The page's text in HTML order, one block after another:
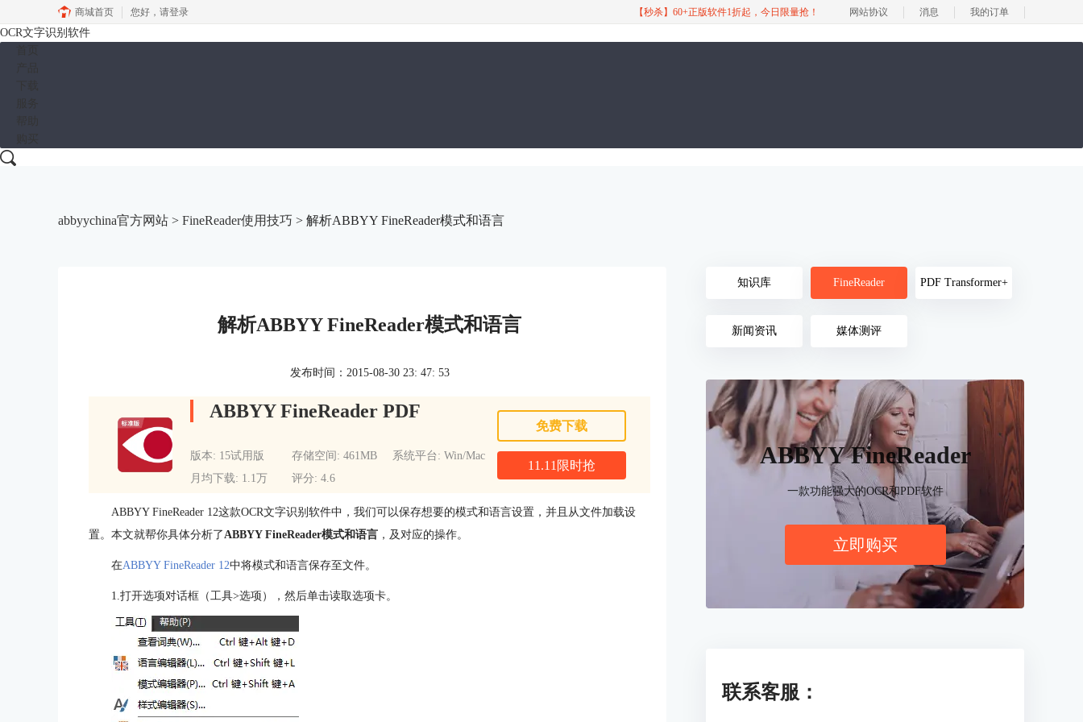
商城首页 您好， 请登录 【秒杀】60+正版软件1折起，今日限量抢！ 网站协议 消息 我的订单
OCR文字识别软件
abbyychina官方网站 > FineReader使用技巧 > 解析ABBYY FineReader模式和语言
解析ABBYY FineReader模式和语言
发布时间：2015-08-30 23: 47: 53
ABBYY FineReader PDF
版本: 15试用版 存储空间: 461MB
系统平台: Win/Mac
月均下载: 1.1万
评分: 4.6
免费下载
11.11限时抢
ABBYY FineReader 12这款OCR文字识别软件中，我们可以保存想要的模式和语言设置，并且从文件加载设
置。本文就帮你具体分析了ABBYY FineReader模式和语言 ，及对应的操作。
在ABBYY FineReader 12中将模式和语言保存至文件。
1.打开选项对话框（工具>选项），然后单击读取选项卡。
知识库 FineReader PDF Transformer+
新闻资讯 媒体测评
ABBYY FineReader
一款功能强大的OCR和PDF软件
立即购买
联系客服：